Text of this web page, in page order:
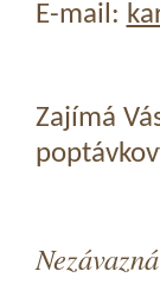
E-mail:
Zajímá